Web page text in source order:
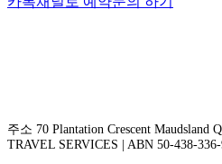
주소 70 Plantation Crescent Maudsland
TRAVEL SERVICES | ABN 50-438-336-